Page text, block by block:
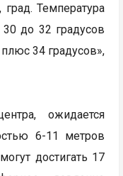
Температура
до 32 градусов
34 градусов»,
ожидается
6-11 метров
достигать 17